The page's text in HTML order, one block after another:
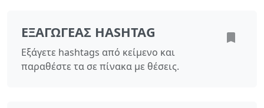
ΕΞΑΓΩΓΈΑΣ HASHTAG
Εξάγετε hashtags από κείμενο και
παραθέστε τα σε πίνακα με θέσεις.